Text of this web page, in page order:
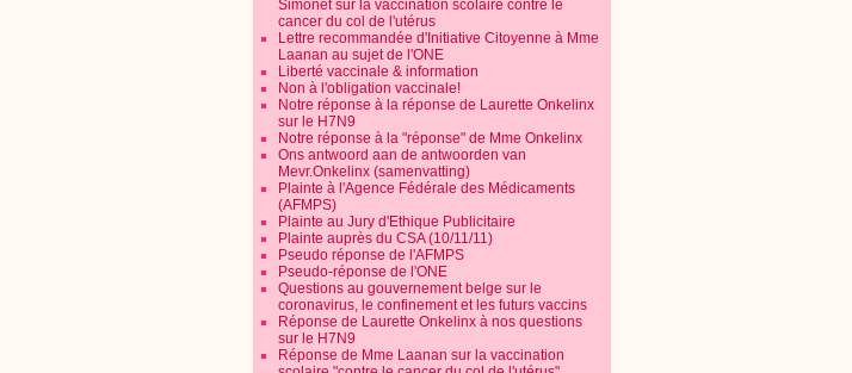
Simonet sur la vaccination scolaire contre le
cancer du col de l'utérus
Lettre recommandée d'Initiative Citoyenne à Mme
Laanan au sujet de l'ONE
Liberté vaccinale & information
Non à l'obligation vaccinale!
Notre réponse à la réponse de Laurette Onkelinx
sur le H7N9
Notre réponse à la "réponse" de Mme Onkelinx
Ons antwoord aan de antwoorden van
Mevr.Onkelinx (samenvatting)
Plainte à l'Agence Fédérale des Médicaments
(AFMPS)
Plainte au Jury d'Ethique Publicitaire
Plainte auprès du CSA (10/11/11)
Pseudo réponse de l'AFMPS
Pseudo-réponse de l'ONE
Questions au gouvernement belge sur le
coronavirus, le confinement et les futurs vaccins
Réponse de Laurette Onkelinx à nos questions
sur le H7N9
Réponse de Mme Laanan sur la vaccination